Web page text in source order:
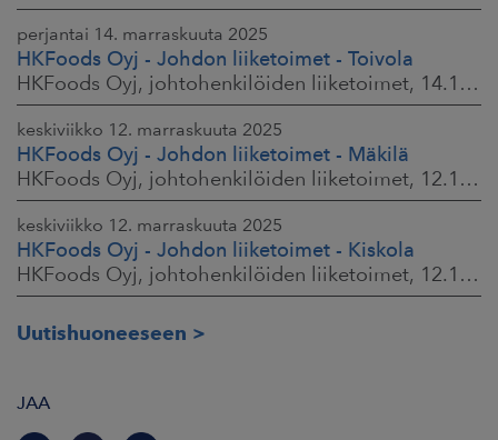
perjantai 14. marraskuuta 2025
HKFoods Oyj - Johdon liiketoimet - Toivola
HKFoods Oyj, johtohenkilöiden liiketoimet, 14.11.2025 klo 11.30
keskiviikko 12. marraskuuta 2025
HKFoods Oyj - Johdon liiketoimet - Mäkilä
HKFoods Oyj, johtohenkilöiden liiketoimet, 12.11.2025 klo 18.00
keskiviikko 12. marraskuuta 2025
HKFoods Oyj - Johdon liiketoimet - Kiskola
HKFoods Oyj, johtohenkilöiden liiketoimet, 12.11.2025 klo 18.00
Uutishuoneeseen
JAA